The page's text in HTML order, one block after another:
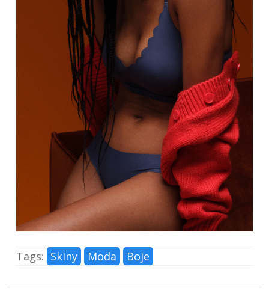
Tags: Skiny Moda Boje